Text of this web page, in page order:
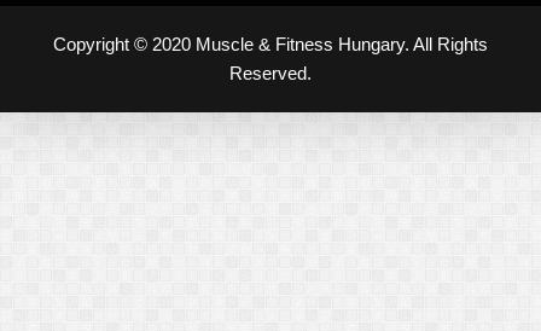
Copyright © 2020 Muscle & Fitness Hungary. All Rights
Reserved.